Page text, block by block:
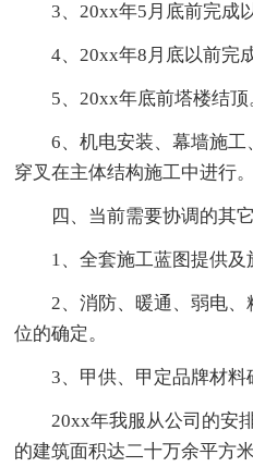
3、20xx年5月底前完成
4、20xx年8月底以前完
5、20xx年底前塔楼结顶
6、机电安装、幕墙施
穿叉在主体结构施工中进行。
四、当前需要协调的其
1、全套施工蓝图提供及
2、消防、暖通、弱电
位的确定。
3、甲供、甲定品牌材料
20xx年我服从公司的安
的建筑面积达二十万余平方